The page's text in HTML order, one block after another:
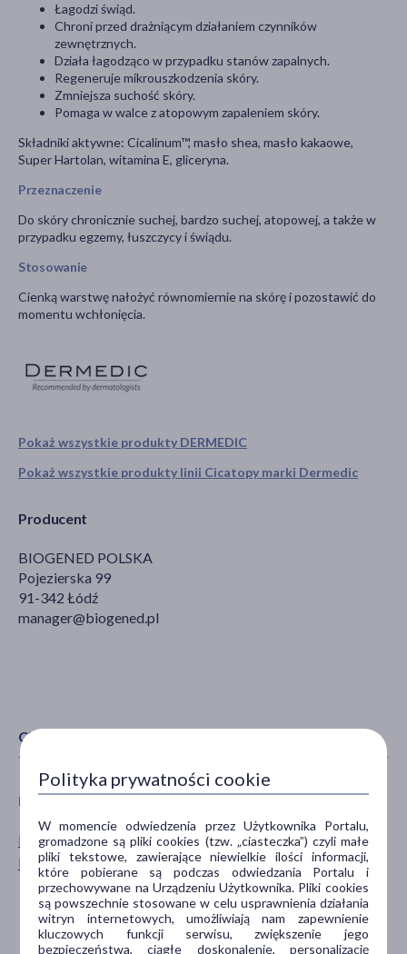
Pokaż wszystkie produkty DERMEDIC
Pokaż wszystkie produkty linii Cicatopy marki Dermedic
Producent
BIOGENED POLSKA
Pojezierska 99
91-342 Łódź
manager@biogened.pl
Łagodzi świąd.
Chroni przed drażniącym działaniem czynników
zewnętrznych.
Działa łagodząco w przypadku stanów zapalnych.
Regeneruje mikrouszkodzenia skóry.
Zmniejsza suchość skóry.
Pomaga w walce z atopowym zapaleniem skóry.
Składniki aktywne: Cicalinum™, masło shea, masło kakaowe,
Super Hartolan, witamina E, gliceryna.
Przeznaczenie
Do skóry chronicznie suchej, bardzo suchej, atopowej, a także w
przypadku egzemy, łuszczycy i świądu.
Stosowanie
Cienką warstwę nałożyć równomiernie na skórę i pozostawić do
momentu wchłonięcia.
CECHY PRODUKTU
PŁEĆ
Mężczyzna
Kobieta
dla młodzieży
dla dorosłych
dla seniorów
20+
30+
Polityka prywatności cookie
W momencie odwiedzenia przez Użytkownika Portalu,
gromadzone są pliki cookies (tzw. „ciasteczka”) czyli małe
pliki tekstowe, zawierające niewielkie ilości informacji,
które pobierane są podczas odwiedzania Portalu i
przechowywane na Urządzeniu Użytkownika. Pliki cookies
są powszechnie stosowane w celu usprawnienia działania
witryn internetowych, umożliwiają nam zapewnienie
kluczowych funkcji serwisu, zwiększenie jego
bezpieczeństwa, ciągłe doskonalenie, personalizację